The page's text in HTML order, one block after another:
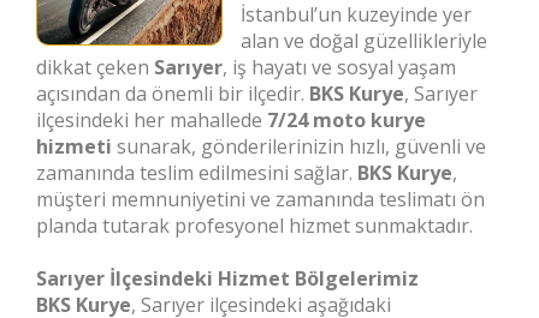
İstanbul’un kuzeyinde yer
alan ve doğal güzellikleriyle
dikkat çeken Sarıyer, iş hayatı ve sosyal yaşam
açısından da önemli bir ilçedir. BKS Kurye, Sarıyer
ilçesindeki her mahallede 7/24 moto kurye
hizmeti sunarak, gönderilerinizin hızlı, güvenli ve
zamanında teslim edilmesini sağlar. BKS Kurye,
müşteri memnuniyetini ve zamanında teslimatı ön
planda tutarak profesyonel hizmet sunmaktadır.
Sarıyer İlçesindeki Hizmet Bölgelerimiz
BKS Kurye, Sarıyer ilçesindeki aşağıdaki